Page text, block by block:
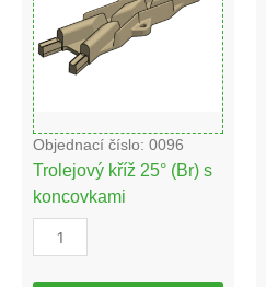
Objednací číslo: 0096
Trolejový kříž 25° (Br) s
koncovkami
s
koncovkami
množství